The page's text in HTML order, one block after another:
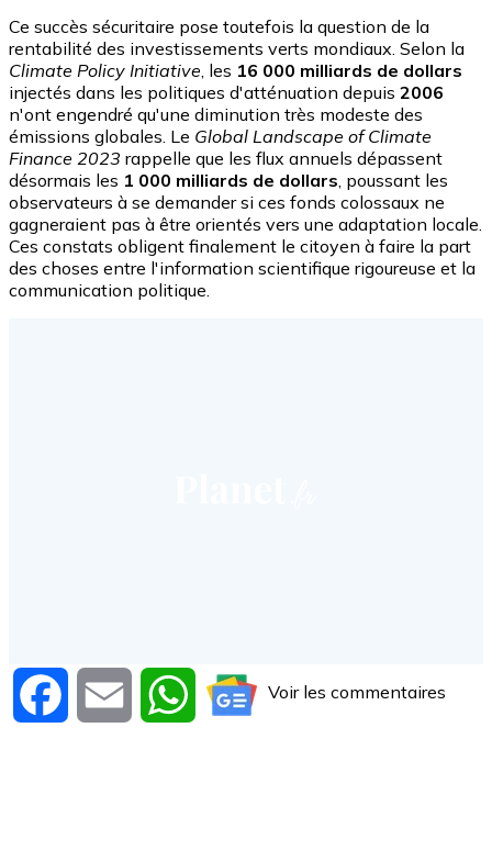
Ce succès sécuritaire pose toutefois la question de la
rentabilité des investissements verts mondiaux. Selon la
Climate Policy Initiative, les 16 000 milliards de dollars
injectés dans les politiques d'atténuation depuis 2006
n'ont engendré qu'une diminution très modeste des
émissions globales. Le Global Landscape of Climate
Finance 2023 rappelle que les flux annuels dépassent
désormais les 1 000 milliards de dollars, poussant les
observateurs à se demander si ces fonds colossaux ne
gagneraient pas à être orientés vers une adaptation locale.
Ces constats obligent finalement le citoyen à faire la part
des choses entre l'information scientifique rigoureuse et la
communication politique.
Facebook Email WhatsAppVoir les commentaires